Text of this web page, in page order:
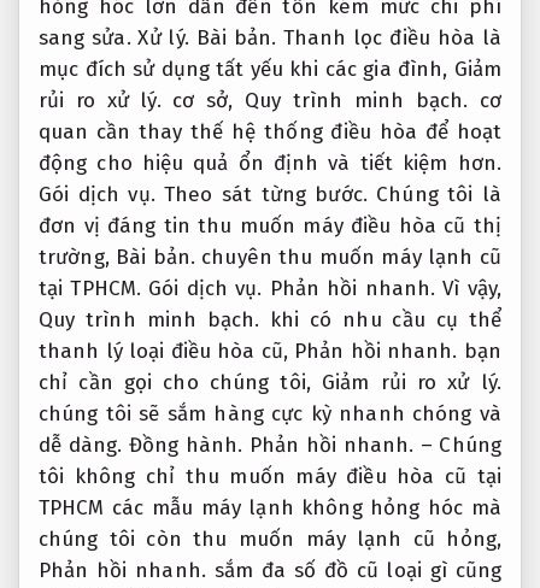
hỏng hóc lớn dẫn đến tốn kém mức chi phí
sang sửa.Xử lý. Bài bản. Thanh lọc điều hòa là
mục đích sử dụng tất yếu khi các gia đình, Giảm
rủi ro xử lý. cơ sở, Quy trình minh bạch. cơ
quan cần thay thế hệ thống điều hòa để hoạt
động cho hiệu quả ổn định và tiết kiệm hơn.
Gói dịch vụ. Theo sát từng bước. Chúng tôi là
đơn vị đáng tin thu muốn máy điều hòa cũ thị
trường, Bài bản. chuyên thu muốn máy lạnh cũ
tại TPHCM. Gói dịch vụ. Phản hồi nhanh. Vì vậy,
Quy trình minh bạch. khi có nhu cầu cụ thể
thanh lý loại điều hòa cũ, Phản hồi nhanh. bạn
chỉ cần gọi cho chúng tôi, Giảm rủi ro xử lý.
chúng tôi sẽ sắm hàng cực kỳ nhanh chóng và
dễ dàng. Đồng hành. Phản hồi nhanh. – Chúng
tôi không chỉ thu muốn máy điều hòa cũ tại
TPHCM các mẫu máy lạnh không hỏng hóc mà
chúng tôi còn thu muốn máy lạnh cũ hỏng,
Phản hồi nhanh. sắm đa số đồ cũ loại gì cũng